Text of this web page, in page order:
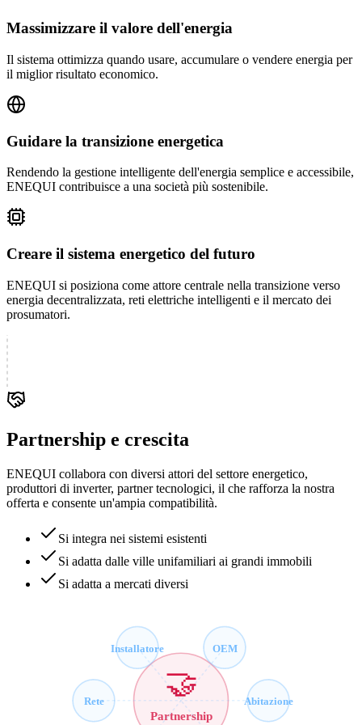
Massimizzare il valore dell'energia
Il sistema ottimizza quando usare, accumulare o vendere energia per
il miglior risultato economico.
Guidare la transizione energetica
Rendendo la gestione intelligente dell'energia semplice e accessibile,
ENEQUI contribuisce a una società più sostenibile.
Creare il sistema energetico del futuro
ENEQUI si posiziona come attore centrale nella transizione verso
energia decentralizzata, reti elettriche intelligenti e il mercato dei
prosumatori.
Partnership e crescita
ENEQUI collabora con diversi attori del settore energetico,
produttori di inverter, partner tecnologici, il che rafforza la nostra
offerta e consente un'ampia compatibilità.
Si integra nei sistemi esistenti
Si adatta dalle ville unifamiliari ai grandi immobili
Si adatta a mercati diversi
🤝
Partnership
Abitazione
Rete
Installatore OEM